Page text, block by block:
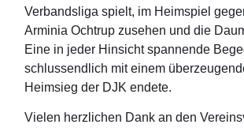
Verbandsliga spielt, im Heimspiel
Arminia Ochtrup zusehen und die
Eine in jeder Hinsicht spannende
schlussendlich mit einem
Heimsieg der DJK endete.
Vielen herzlichen Dank an den